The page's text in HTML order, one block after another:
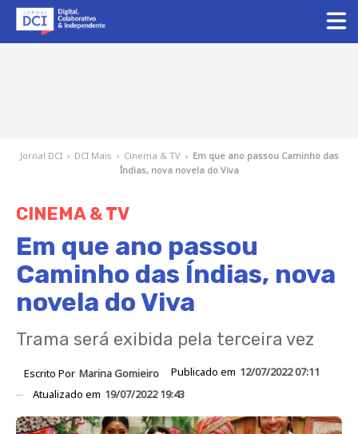
Jornal DCI › DCI Mais › Cinema & TV › Em que ano passou Caminho das
Índias, nova novela do Viva
CINEMA & TV
Em que ano passou
Caminho das Índias, nova
novela do Viva
Trama será exibida pela terceira vez
Escrito Por Marina Gomieiro Publicado em 12/07/2022 07:11
Atualizado em 19/07/2022 19:43